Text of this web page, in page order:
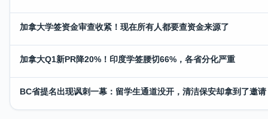
加拿大学签资金审查收紧！现在所有人都要查资金来源了
加拿大Q1新PR降20%！印度学签腰切66%，各省分化严重
BC省提名出现讽刺一幕：留学生通道没开，清洁保安却拿到了邀请